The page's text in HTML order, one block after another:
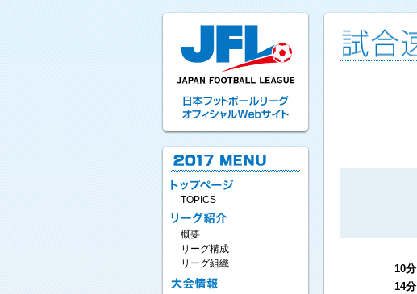
10分
14分
TOPICS
概要
リーグ構成
リーグ組織